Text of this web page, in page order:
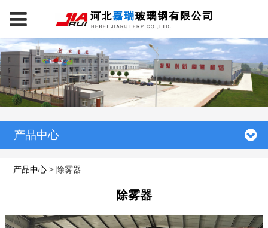
产品中心
产品中心> 除雾器
除雾器